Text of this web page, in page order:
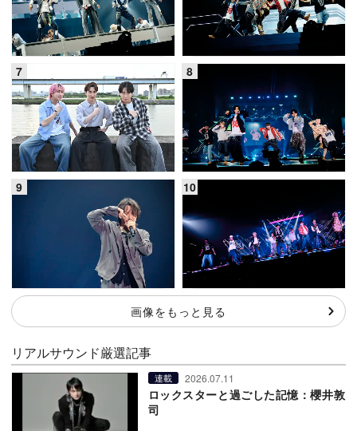
画像をもっと見る
リアルサウンド厳選記事
連載 2026.07.11
ロックスターと過ごした記憶：櫻井敦
司